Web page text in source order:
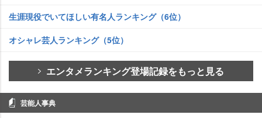
生涯現役でいてほしい有名人ランキング（6位）
オシャレ芸人ランキング（5位）
エンタメランキング登場記録をもっと見る
芸能人事典